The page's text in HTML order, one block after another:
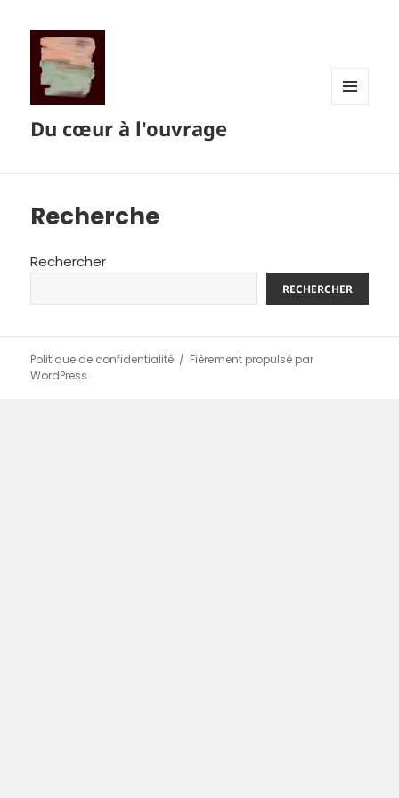
Du cœur à l'ouvrage
Recherche
Rechercher
RECHERCHER
Politique de confidentialité
Fièrement propulsé par
WordPress